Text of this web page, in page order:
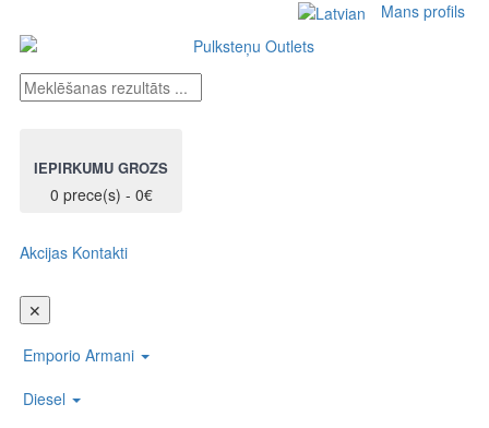
Mans profils
IEPIRKUMU GROZS
0 prece(s) - 0€
Akcijas Kontakti
✕
Emporio Armani
Diesel